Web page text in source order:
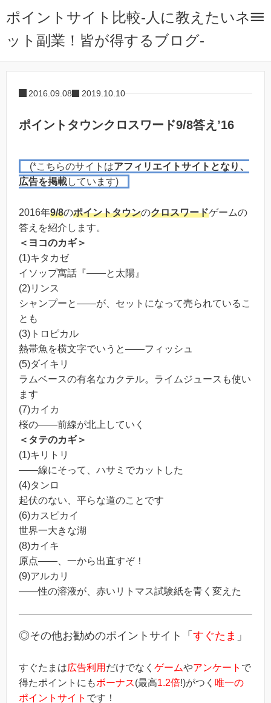
ポイントサイト比較-人に教えたいネ
ット副業！皆が得するブログ-
2016.09.08 2019.10.10
ポイントタウンクロスワード9/8答え’16
(*こちらのサイトはアフィリエイトサイトとなり、
広告を掲載しています)
2016年9/8のポイントタウンのクロスワードゲームの
答えを紹介します。
＜ヨコのカギ＞
(1)キタカゼ
イソップ寓話『――と太陽』
(2)リンス
シャンプーと――が、セットになって売られているこ
とも
(3)トロピカル
熱帯魚を横文字でいうと――フィッシュ
(5)ダイキリ
ラムベースの有名なカクテル。ライムジュースも使い
ます
(7)カイカ
桜の――前線が北上していく
＜タテのカギ＞
(1)キリトリ
――線にそって、ハサミでカットした
(4)タンロ
起伏のない、平らな道のことです
(6)カスピカイ
世界一大きな湖
(8)カイキ
原点――、一から出直すぞ！
(9)アルカリ
――性の溶液が、赤いリトマス試験紙を青く変えた
◎その他お勧めのポイントサイト「 すぐたま 」
すぐたまは広告利用 だけでなく ゲームやアンケート で
得たポイントにもボーナス(最高1.2倍!)がつく 唯一の
ポイントサイト です！